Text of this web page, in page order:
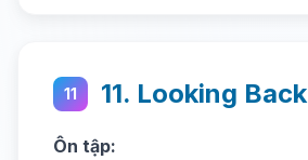
11 11. Looking Back
Ôn tập: